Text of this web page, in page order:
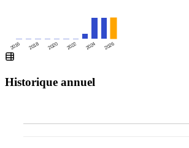
2016 2018 2020 2022 2024 2026
Historique annuel